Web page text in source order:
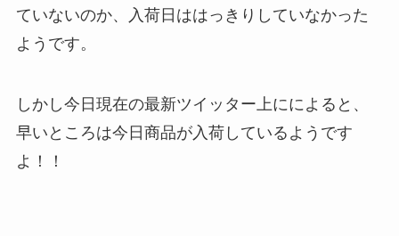
ていないのか、入荷日ははっきりしていなかった
ようです。
しかし今日現在の最新ツイッター上にによると、
早いところは今日商品が入荷しているようです
よ！！